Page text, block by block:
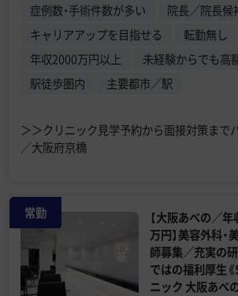
症例数・手術件数が多い
院長／院長候
キャリアアップを目指せる
転勤無し
年収2000万円以上
未経験からでも高
駅徒歩圏内
主要都市／駅
＞＞クリニック見学予約から面接対策まで
／大阪府京橋
常勤
【大阪あべの／
万円】美容外科
師募集／充実の
ではの福利厚生
ニック 大阪あべ